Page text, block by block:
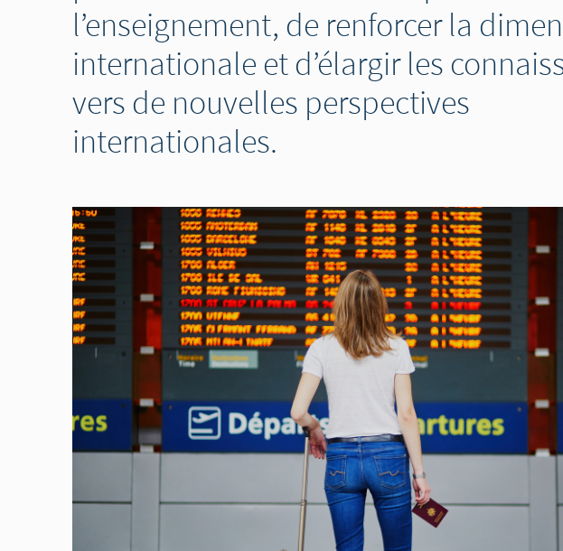
l’enseignement, de renforcer la
internationale et d’élargir les
vers de nouvelles perspectives
internationales.
Image